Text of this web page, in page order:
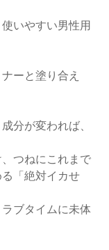
いやすい男性用
ーと塗り合え
分が変われば、
つねにこれまで
「絶対イカせ
ブタイムに未体